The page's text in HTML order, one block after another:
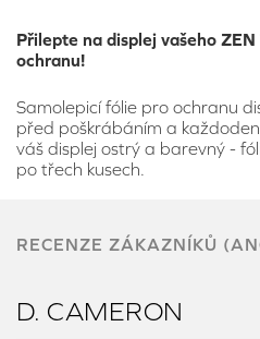
Přilepte na displej vašeho
ochranu!
Samolepicí fólie pro ochranu
před poškrábáním a
váš displej ostrý a barevný -
po třech kusech.
RECENZE ZÁKAZNÍKŮ
D. CAMERON